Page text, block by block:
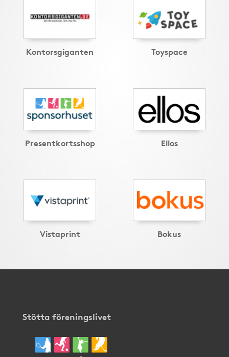
Kontorsgiganten Toyspace
Presentkortsshop Ellos
Vistaprint Bokus
Stötta föreningslivet